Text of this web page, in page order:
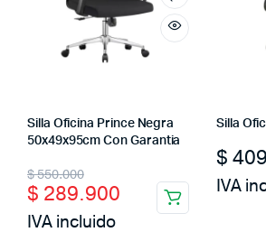
Silla Oficina Prince Negra
50x49x95cm Con Garantia
$550.000
Original
price
$ 289.900
Current
price
IVA incluido
Silla
$
IVA